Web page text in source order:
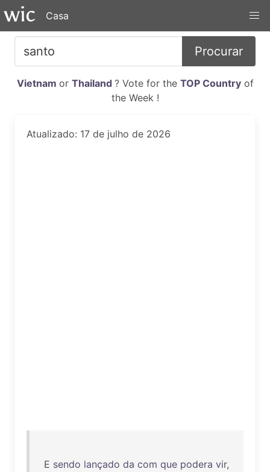
Casa
Procurar
Vietnam or Thailand ? Vote for the TOP Countryof
the Week !
Atualizado: 17 de julho de 2026
E sendo lançado da com que podera vir,